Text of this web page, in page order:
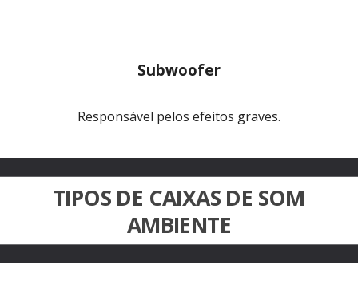
Subwoofer
Responsável pelos efeitos graves.
TIPOS DE CAIXAS DE SOM
AMBIENTE